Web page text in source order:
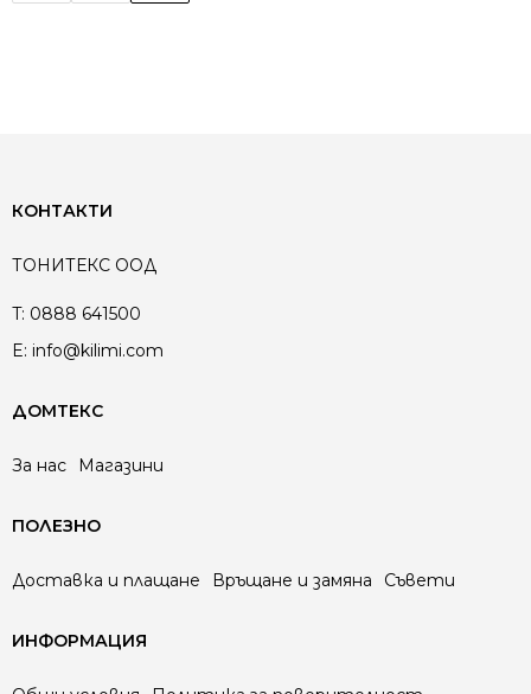
КОНТАКТИ
ТОНИТЕКС ООД
T: 0888 641500
E: info@kilimi.com
ДОМТЕКС
За нас Магазини
ПОЛЕЗНО
Доставка и плащане Връщане и замяна Съвети
ИНФОРМАЦИЯ